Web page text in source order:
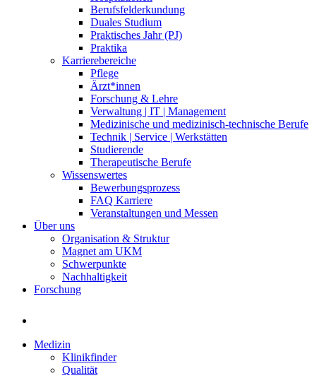
Berufsfelderkundung
Duales Studium
Praktisches Jahr (PJ)
Praktika
Karrierebereiche
Pflege
Ärzt*innen
Forschung & Lehre
Verwaltung | IT | Management
Medizinische und medizinisch-technische Berufe
Technik | Service | Werkstätten
Studierende
Therapeutische Berufe
Wissenswertes
Bewerbungsprozess
FAQ Karriere
Veranstaltungen und Messen
Über uns
Organisation & Struktur
Magnet am UKM
Schwerpunkte
Nachhaltigkeit
Forschung
Medizin
Klinikfinder
Qualität